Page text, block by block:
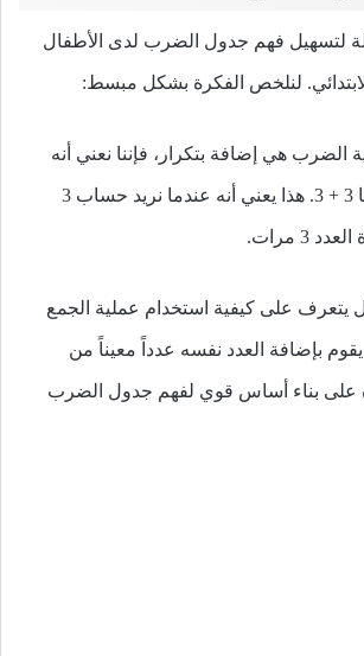
لتسهيل فهم جدول الضرب لدى الأطفال
لنلخص الفكرة بشكل مبسط:
الضرب هي إضافة بتكرار، فإننا نعني أنه
يمكننا فهم 3 × 2 كما 3 + 3. هذا يعني أنه عندما نريد حساب 3
يتعرف على كيفية استخدام عملية الجمع
بإضافة العدد نفسه عدداً معيناً من
على بناء أساس قوي لفهم جدول الضرب